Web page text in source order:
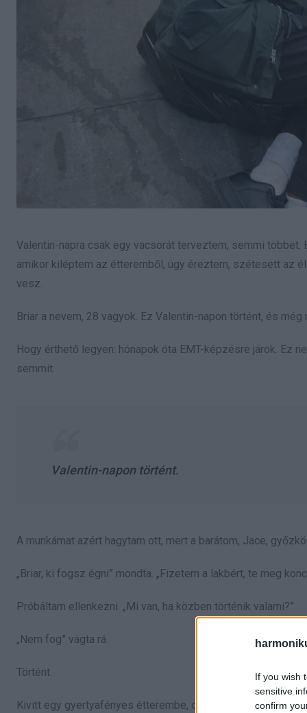
If you wish
sensitive
confirm
Valentin-napra csak egy vacsorát terveztem, semmi
amikor kiléptem az étteremből, úgy éreztem, szétesett az
vesz.
Briar a nevem, 28 vagyok. Ez Valentin-napon történt, és
Hogy érthető legyen: hónapok óta EMT-képzésre járok. Ez
semmit.
Valentin-napon történt.
A munkámat azért hagytam ott, mert a barátom, Jace,
„Briar, ki fogsz égni” mondta. „Fizetem a lakbért, te meg
Próbáltam ellenkezni. „Mi van, ha közben történik valami?”
„Nem fog” vágta rá.
Történt.
Kivitt egy gyertyafényes étterembe, olyan helyre, ahol az